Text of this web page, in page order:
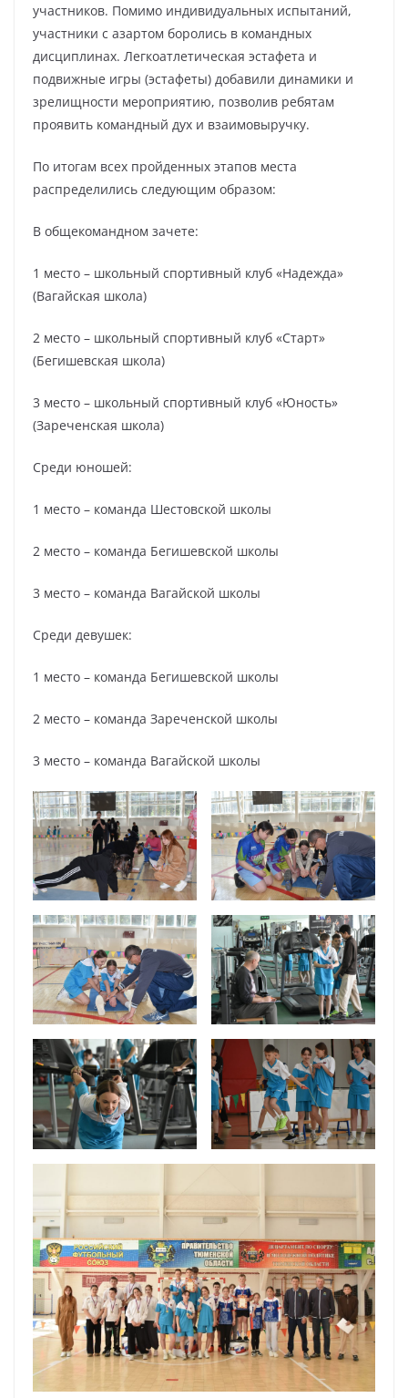
участников. Помимо индивидуальных испытаний,
участники с азартом боролись в командных
дисциплинах. Легкоатлетическая эстафета и
подвижные игры (эстафеты) добавили динамики и
зрелищности мероприятию, позволив ребятам
проявить командный дух и взаимовыручку.
По итогам всех пройденных этапов места
распределились следующим образом:
В общекомандном зачете:
1 место – школьный спортивный клуб «Надежда»
(Вагайская школа)
2 место – школьный спортивный клуб «Старт»
(Бегишевская школа)
3 место – школьный спортивный клуб «Юность»
(Зареченская школа)
Среди юношей:
1 место – команда Шестовской школы
2 место – команда Бегишевской школы
3 место – команда Вагайской школы
Среди девушек:
1 место – команда Бегишевской школы
2 место – команда Зареченской школы
3 место – команда Вагайской школы